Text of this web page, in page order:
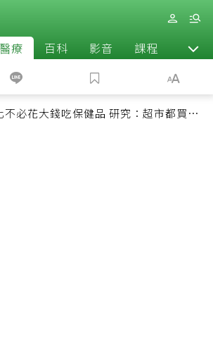
醫療 百科 影音 課程 退休
不必花大錢吃保健品 研究：超市都買得